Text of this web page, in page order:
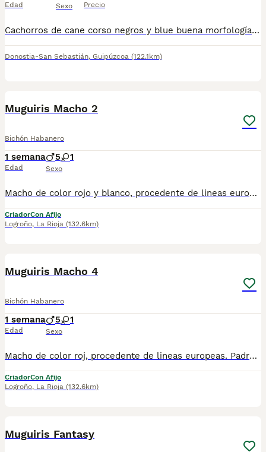
Edad Sexo Precio
Cachorros de cane corso negros y blue buena morfología, padres excelentes guardianes ,descendientes de campeones 628160606
Donostia-San Sebastián, Guipúzcoa (122.1km)
Muguiris Macho 2
Bichón Habanero
1 semana
Edad
5 1
Sexo
Macho de color rojo y blanco, procedente de lineas europeas. Padres aptos para la crianza. Garantías, seriedad y profesionalidad. Más de 20 años de experiencia en la raza. El bichón habanero es una raza pura. Cuidado con las mezclas, que no son razas.
CriadorCon Afijo
Logroño, La Rioja (132.6km)
Muguiris Macho 4
Bichón Habanero
1 semana
Edad
5 1
Sexo
Macho de color roj, procedente de lineas europeas. Padres aptos para la crianza. Garantías, seriedad y profesionalidad. Más de 20 años de experiencia en la raza. El bichón habanero es una raza pura. Cuidado con las mezclas, que no son razas.
CriadorCon Afijo
Logroño, La Rioja (132.6km)
Muguiris Fantasy